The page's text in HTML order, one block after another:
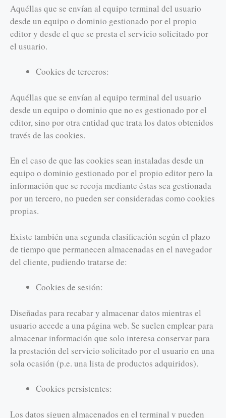
Aquéllas que se envían al equipo terminal del usuario
desde un equipo o dominio gestionado por el propio
editor y desde el que se presta el servicio solicitado por
el usuario.
Cookies de terceros:
Aquéllas que se envían al equipo terminal del usuario
desde un equipo o dominio que no es gestionado por el
editor, sino por otra entidad que trata los datos obtenidos
través de las cookies.
En el caso de que las cookies sean instaladas desde un
equipo o dominio gestionado por el propio editor pero la
información que se recoja mediante éstas sea gestionada
por un tercero, no pueden ser consideradas como cookies
propias.
Existe también una segunda clasificación según el plazo
de tiempo que permanecen almacenadas en el navegador
del cliente, pudiendo tratarse de:
Cookies de sesión:
Diseñadas para recabar y almacenar datos mientras el
usuario accede a una página web. Se suelen emplear para
almacenar información que solo interesa conservar para
la prestación del servicio solicitado por el usuario en una
sola ocasión (p.e. una lista de productos adquiridos).
Cookies persistentes:
Los datos siguen almacenados en el terminal y pueden